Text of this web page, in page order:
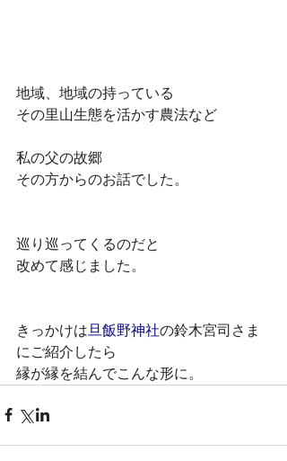
地域、地域の持っている
その里山生態を活かす農法など
私の父の故郷
その方からのお話でした。
巡り巡ってくるのだと
改めて感じました。
きっかけは 旦飯野神社の鈴木宮司さま
にご紹介したら
縁が縁を結んでこんな形に。